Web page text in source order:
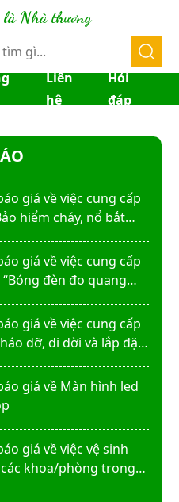
là Nhà thương
Liên
hệ
Hỏi
đáp
giá về việc sửa chữa
và cổng số 2
giá sửa chữa máy
tấm phẵng
giá về việc In bìa hồ
Sổ y bạ năm 2026
giá về việc cung cấp
hiểm cháy, nổ bắt
giá về việc cung cấp
đèn đo quang
(LAMP-ASSY)
giá về việc cung cấp
dỡ, di dời và lắp đặt
giá về Màn hình led
giá về việc vệ sinh
khoa/phòng trong